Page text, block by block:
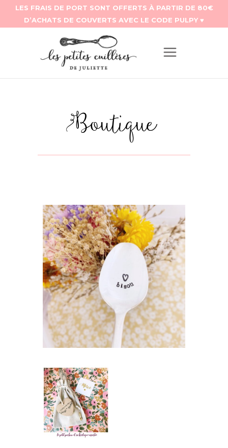
Boutique